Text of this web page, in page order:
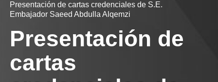
Presentación de cartas credenciales de S.E.
Embajador Saeed Abdulla Alqemzi
Presentación de
cartas